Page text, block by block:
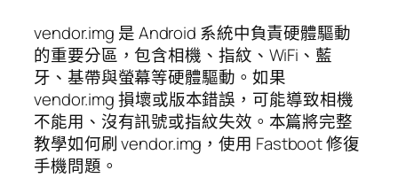
vendor.img 是 Android 系統中負責硬體驅動
的重要分區，包含相機、指紋、WiFi、藍
牙、基帶與螢幕等硬體驅動。如果
vendor.img 損壞或版本錯誤，可能導致相機
不能用、沒有訊號或指紋失效。本篇將完整
教學如何刷 vendor.img，使用 Fastboot 修復
手機問題。